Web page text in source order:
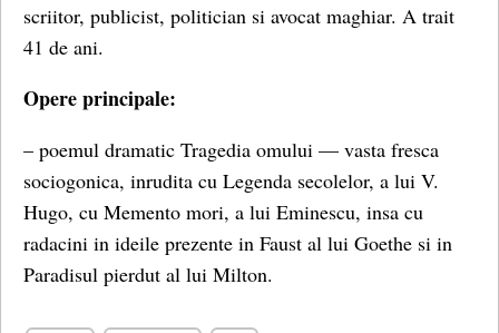
scriitor, publicist, politician si avocat maghiar. A trait
41 de ani.
Opere principale:
– poemu­l dramatic Tragedia omului — vasta fresca
sociogonica, inrudita cu Legenda secolelor, a lui V.
Hugo, cu Memento mori, a lui Eminescu, insa cu
radacini in ideile prezente in Faust al lui Goethe si in
Paradisul pierdut al lui Milton.